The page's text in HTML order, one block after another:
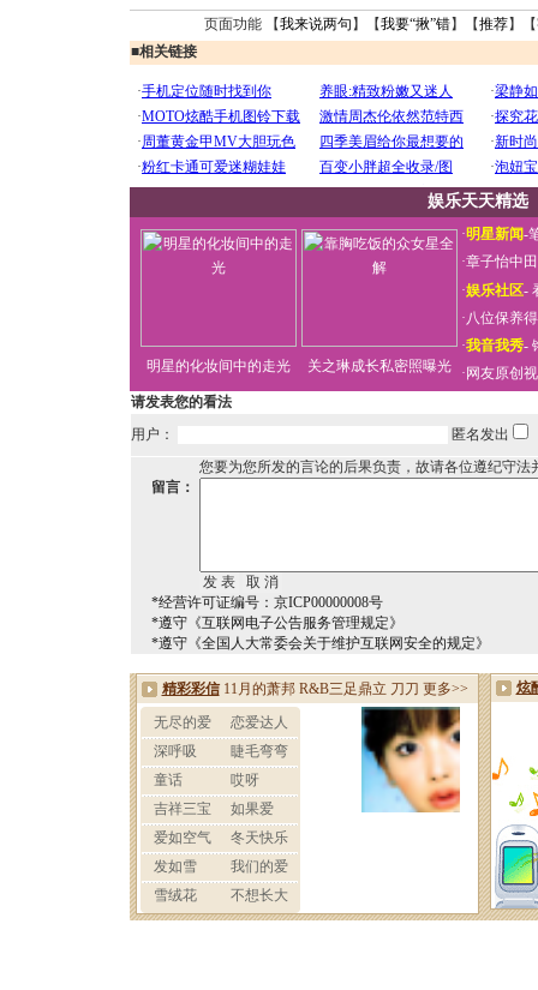
页面功能 【我来说两句 】【我要“揪”错】【推荐】
■相关链接
娱乐天天精选
明星的化妆间中的走光 关之琳成长私密照曝光
·明星新闻-
·章子怡中
·娱乐社区-
·八位保养
·我音我秀-
· 网友原创
请发表您的看法
用户：
匿名发出
您要为您所发的言论的后果负责，故请各位遵纪守法
留言：
*经营许可证编号：京ICP00000008号
*遵守《互联网电子公告服务管理规定》
*遵守《全国人大常委会关于维护互联网安全的规定》